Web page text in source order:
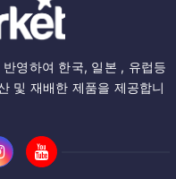
영하여 한국, 일본 , 유럽등
및 재배한 제품을 제공합니